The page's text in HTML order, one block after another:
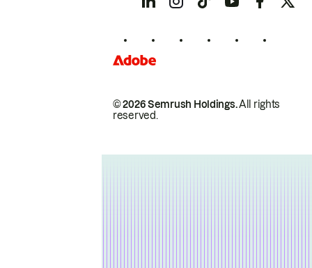
© 2026 Semrush Holdings.All rights
reserved.